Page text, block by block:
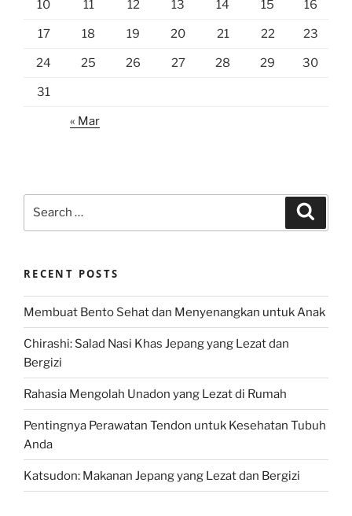
10 11 12 13 14 15 16
17 18 19 20 21 22 23
24 25 26 27 28 29 30
31
« Mar
RECENT POSTS
Membuat Bento Sehat dan Menyenangkan untuk Anak
Chirashi: Salad Nasi Khas Jepang yang Lezat dan
Bergizi
Rahasia Mengolah Unadon yang Lezat di Rumah
Pentingnya Perawatan Tendon untuk Kesehatan Tubuh
Anda
Katsudon: Makanan Jepang yang Lezat dan Bergizi